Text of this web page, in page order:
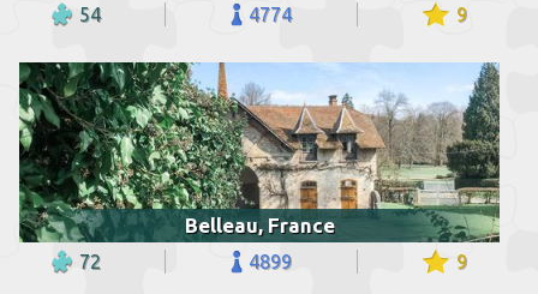
54 4774 9
Belleau, France
72 4899 9